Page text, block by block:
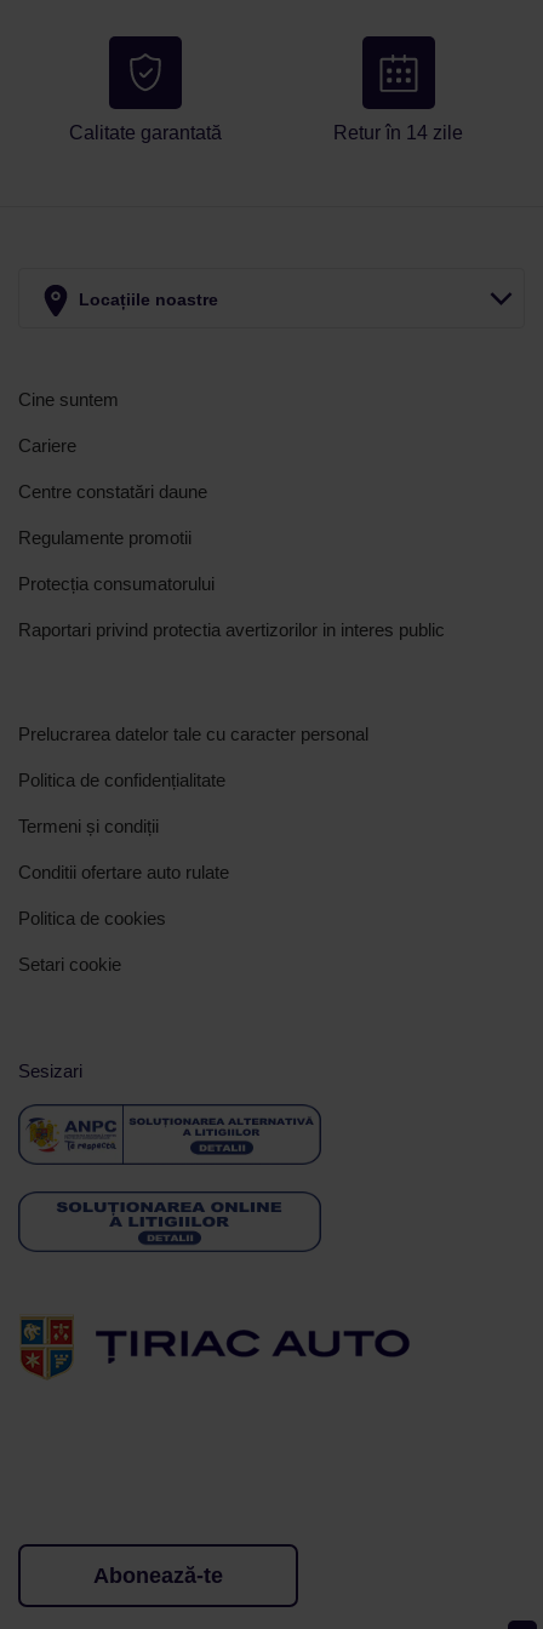
Calitate garantată Retur în 14 zile
Locațiile noastre
Cine suntem
Cariere
Centre constatări daune
Regulamente promotii
Protecția consumatorului
Raportari privind protectia avertizorilor in interes public
Prelucrarea datelor tale cu caracter personal
Politica de confidențialitate
Termeni și condiții
Conditii ofertare auto rulate
Politica de cookies
Setari cookie
Sesizari
Abonează-te